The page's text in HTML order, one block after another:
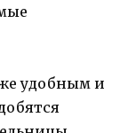
удобным и